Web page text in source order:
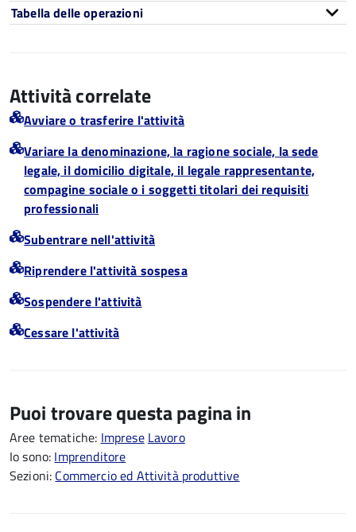
Tabella delle operazioni
Attività correlate
Avviare o trasferire l'attività
Variare la denominazione, la ragione sociale, la sede
legale, il domicilio digitale, il legale rappresentante,
compagine sociale o i soggetti titolari dei requisiti
professionali
Subentrare nell'attività
Riprendere l'attività sospesa
Sospendere l'attività
Cessare l'attività
Puoi trovare questa pagina in
Aree tematiche: Imprese Lavoro
Io sono: Imprenditore
Sezioni: Commercio ed Attività produttive